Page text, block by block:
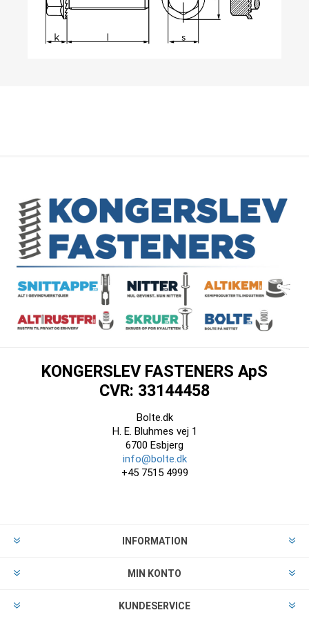
KONGERSLEV FASTENERS ApS
CVR: 33144458
Bolte.dk
H. E. Bluhmes vej 1
6700 Esbjerg
info@bolte.dk
+45 7515 4999
INFORMATION
MIN KONTO
KUNDESERVICE